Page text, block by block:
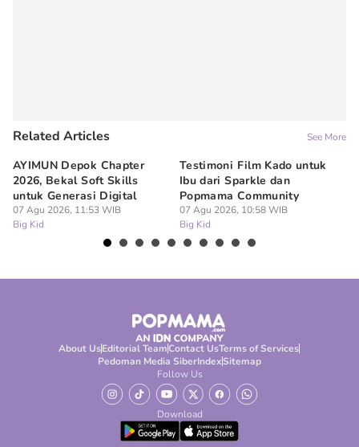
Related Articles See More
AYIMUN Depok Chapter
2026, Bekal Soft Skills
untuk Generasi Digital
07 Agu 2026, 11:53 WIB
Big Kid
Testimoni Film Kado untuk
Ibu dari Sparkle dan
Popmama Community
07 Agu 2026, 10:58 WIB
Big Kid
About UsEditorial TeamContact UsTerms of Services
Pedoman Media SiberIndexSitemap
Follow Us
Download